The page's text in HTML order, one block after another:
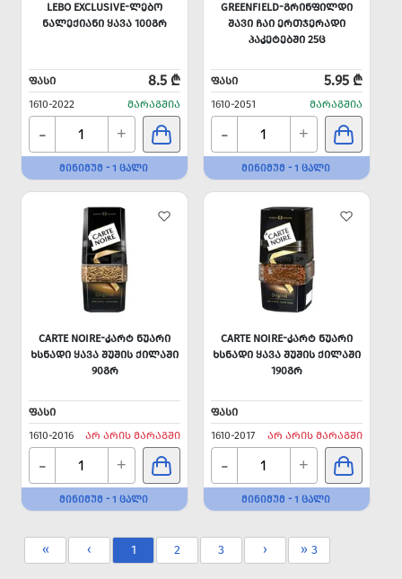
LEBO EXCLUSIVE-ᲚᲔᲑᲝ
ᲜᲐᲚᲔᲥᲘᲐᲜᲘ ᲧᲐᲕᲐ 100ᲒᲠ
ᲤᲐᲡᲘ 8.5 ₾
1610-2022 ᲛᲐᲠᲐᲒᲨᲘᲐ
- +
ᲛᲘᲜᲘᲛᲣᲛ - 1 ᲪᲐᲚᲘ
GREENFIELD-ᲒᲠᲘᲜᲤᲘᲚᲓᲘ
ᲨᲐᲕᲘ ᲩᲐᲘ ᲔᲠᲗᲯᲔᲠᲐᲓᲘ
ᲞᲐᲙᲔᲢᲔᲑᲨᲘ 25Ც
ᲤᲐᲡᲘ 5.95 ₾
1610-2051 ᲛᲐᲠᲐᲒᲨᲘᲐ
- +
ᲛᲘᲜᲘᲛᲣᲛ - 1 ᲪᲐᲚᲘ
CARTE NOIRE-ᲙᲐᲠᲢ ᲜᲣᲐᲠᲘ
ᲮᲡᲜᲐᲓᲘ ᲧᲐᲕᲐ ᲨᲣᲨᲘᲡ ᲥᲘᲚᲐᲨᲘ
90ᲒᲠ
ᲤᲐᲡᲘ
1610-2016
ᲐᲠ ᲐᲠᲘᲡ ᲛᲐᲠᲐᲒᲨᲘ
- +
ᲛᲘᲜᲘᲛᲣᲛ - 1 ᲪᲐᲚᲘ
CARTE NOIRE-ᲙᲐᲠᲢ ᲜᲣᲐᲠᲘ
ᲮᲡᲜᲐᲓᲘ ᲧᲐᲕᲐ ᲨᲣᲨᲘᲡ ᲥᲘᲚᲐᲨᲘ
190ᲒᲠ
ᲤᲐᲡᲘ
1610-2017
ᲐᲠ ᲐᲠᲘᲡ ᲛᲐᲠᲐᲒᲨᲘ
- +
ᲛᲘᲜᲘᲛᲣᲛ - 1 ᲪᲐᲚᲘ
« ‹ 1 2 3 › » 3